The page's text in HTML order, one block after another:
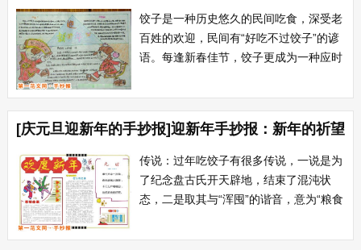
个实行共和立宪制度...
饺子是一种历史悠久的民间吃食，深受老
百姓的欢迎，民间有“好吃不过饺子”的谚
语。每逢新春佳节，饺子更成为一种应时
著的《广雅》记载那时已有形如月牙称
为“馄饨”的食品，和21世纪的饺子形状基
本类似 。到南北朝时，馄饨&...
[庆元旦迎新年的手抄报]迎新年手抄报：新年的祈望
传说：过年吃饺子有很多传说，一说是为
了纪念盘古氏开天辟地，结束了混沌状
态，二是取其与“浑囤”的谐音，意为“粮食
语与女娲造人有关。女娲抟土造成人时，